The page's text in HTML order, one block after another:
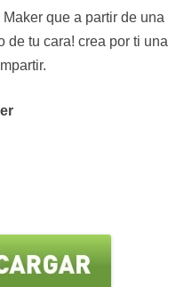
que a partir de una
de tu cara! crea por ti una